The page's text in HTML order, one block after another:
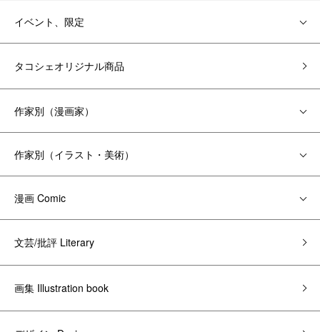
イベント、限定
タコシェオリジナル商品
作家別（漫画家）
作家別（イラスト・美術）
漫画 Comic
文芸/批評 Literary
画集 Illustration book